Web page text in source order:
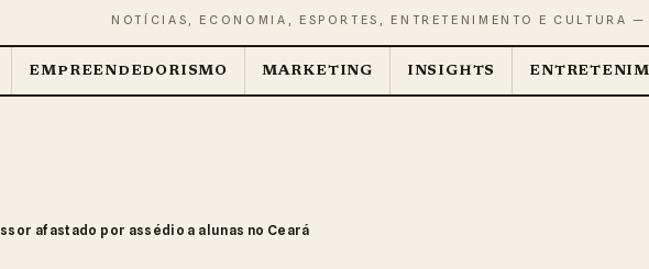
NOTÍCIAS, ECONOMIA, ESPORTES, ENTRETENIMENTO E CULTURA —
EMPREENDEDORISMO MARKETING INSIGHTS
afastado por assédio a alunas no Ceará